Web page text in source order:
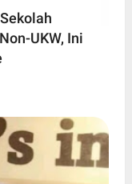
UKW, Ini